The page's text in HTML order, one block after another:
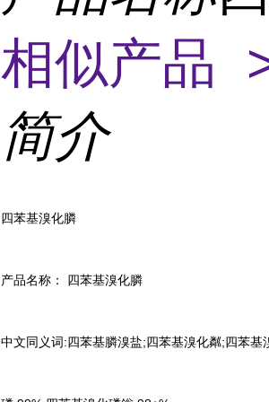
相似产品
简介
四苯基溴化膦
产品名称： 四苯基溴化膦
中文同义词:四苯基膦溴盐;四苯基溴化粼;四苯